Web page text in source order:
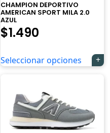
CHAMPION DEPORTIVO
AMERICAN SPORT MILA 2.0
AZUL
$1.490
Seleccionar opciones